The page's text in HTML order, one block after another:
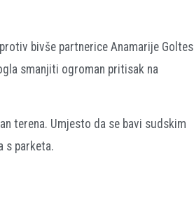
bivše partnerice Anamarije Goltes
smanjiti ogroman pritisak na
terena. Umjesto da se bavi sudskim
s parketa.